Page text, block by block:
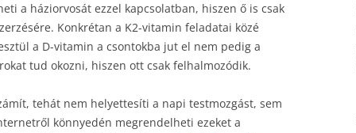
a háziorvosát ezzel kapcsolatban, hiszen ő is csak
Konkrétan a K2-vitamin feladatai közé
a D-vitamin a csontokba jut el nem pedig a
tud okozni, hiszen ott csak felhalmozódik.
tehát nem helyettesíti a napi testmozgást, sem
könnyedén megrendelheti ezeket a